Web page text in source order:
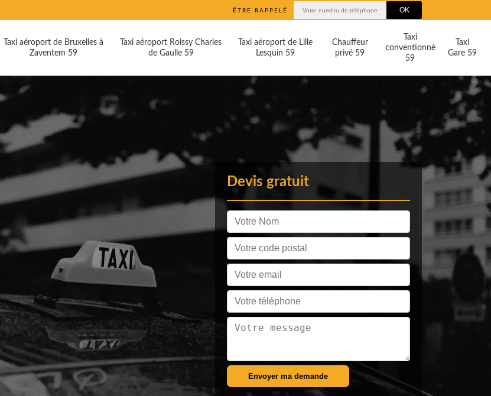
ÊTRE RAPPELÉ
Taxi aéroport de Bruxelles à
Zaventem 59
Taxi aéroport Roissy Charles
de Gaulle 59
Taxi aéroport de Lille
Lesquin 59
Chauffeur
privé 59
Taxi
conventionné
59
Taxi
Gare 59
Devis gratuit